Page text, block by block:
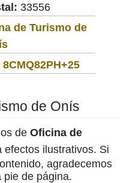
33556
de Turismo de
8CMQ82PH+25
de Onís
de Oficina de
efectos ilustrativos. Si
agradecemos
pie de página.